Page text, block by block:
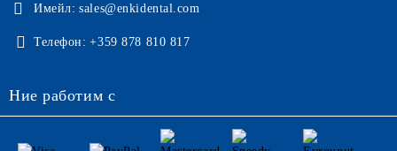
Имейл: sales@enkidental.com
Телефон: +359 878 810 817
Ние работим с